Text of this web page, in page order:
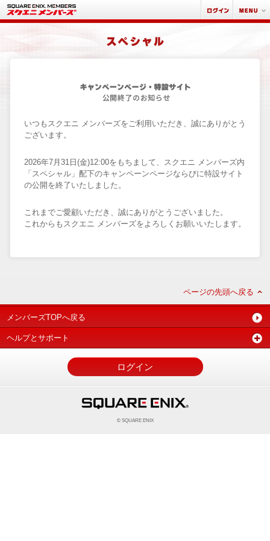
いつもスクエニ メンバーズをご利用いただき、誠にありがとう
ございます。
2026年7月31日(金)12:00をもちまして、スクエニ メンバーズ内
「スペシャル」配下のキャンペーンページならびに特設サイト
の公開を終了いたしました。
これまでご愛顧いただき、誠にありがとうございました。
これからもスクエニ メンバーズをよろしくお願いいたします。
ページの先頭へ戻る
メンバーズTOPへ戻る
ヘルプとサポート
ログイン
© SQUARE ENIX